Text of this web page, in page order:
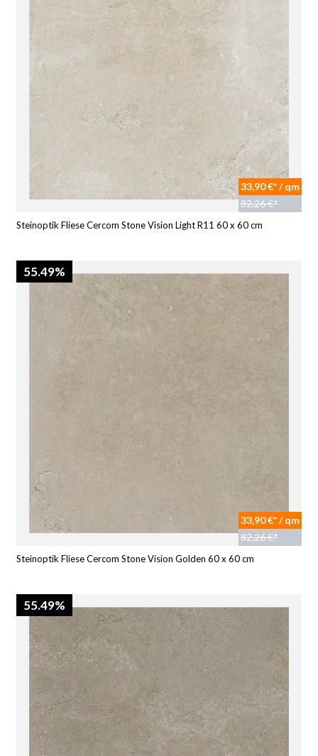
33,90 €* / qm
82,26 €*
Steinoptik Fliese Cercom Stone Vision Light R11 60 x 60 cm
55.49%
33,90 €* / qm
82,26 €*
Steinoptik Fliese Cercom Stone Vision Golden 60 x 60 cm
55.49%